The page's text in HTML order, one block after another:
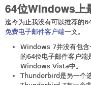
64位Windows上
迄今为止我没有可以推荐的
免费电子邮件客户端一文。
Windows 7并没有包含
的64位电子邮件客户
Windows Vista中。
Thunderbird是另一个